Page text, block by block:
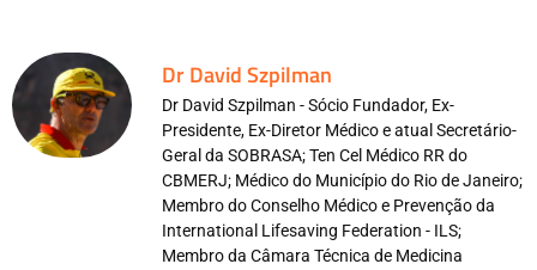
Dr David Szpilman
Dr David Szpilman - Sócio Fundador, Ex-
Presidente, Ex-Diretor Médico e atual Secretário-
Geral da SOBRASA; Ten Cel Médico RR do
CBMERJ; Médico do Município do Rio de Janeiro;
Membro do Conselho Médico e Prevenção da
International Lifesaving Federation - ILS;
Membro da Câmara Técnica de Medicina